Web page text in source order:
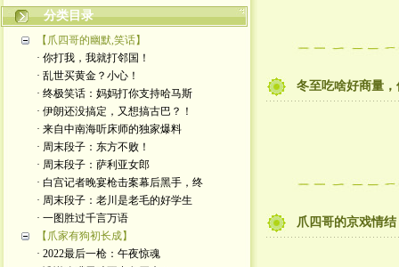
分类目录
【爪四哥的幽默,笑话】
· 你打我，我就打邻国！
· 乱世买黄金？小心！
· 终极笑话：妈妈打你支持哈马斯
· 伊朗还没搞定，又想搞古巴？！
· 来自中南海听床师的独家爆料
· 周末段子：东方不败！
· 周末段子：萨利亚女郎
· 白宫记者晚宴枪击案幕后黑手，终
· 周末段子：老川是老毛的好学生
· 一图胜过千言万语
【爪家有狗初长成】
· 2022最后一枪：午夜惊魂
冬至吃啥好商量
爪四哥的京戏情结